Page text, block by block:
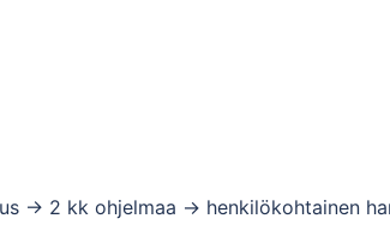
-> 2 kk ohjelmaa -> henkilökohtainen